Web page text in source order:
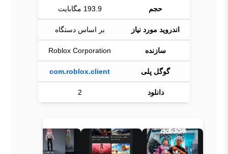
حجم 193.9 مگابایت
اندروید مورد نیاز بر اساس دستگاه
سازنده Roblox Corporation
گوگل پلی com.roblox.client
دانلود 2